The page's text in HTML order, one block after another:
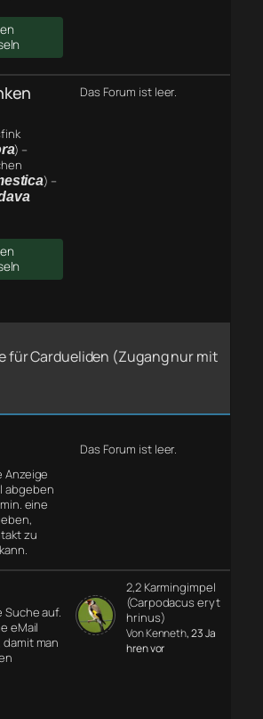
) –
) –
Das Forum ist leer.
für Cardueliden (Zugang nur mit
Anzeige
abgeben
eine
zu
Das Forum ist leer.
Suche auf.
eMail
man
2,2 Karmingimpel
(Carpodacus eryt
hrinus)
Von Kenneth, 23 Ja
hren vor